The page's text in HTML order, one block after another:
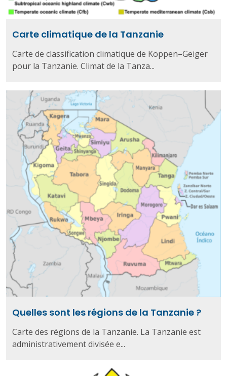
Carte climatique de la Tanzanie
Carte de classification climatique de Köppen–Geiger
pour la Tanzanie. Climat de la Tanza...
Quelles sont les régions de la Tanzanie ?
Carte des régions de la Tanzanie. La Tanzanie est
administrativement divisée e...